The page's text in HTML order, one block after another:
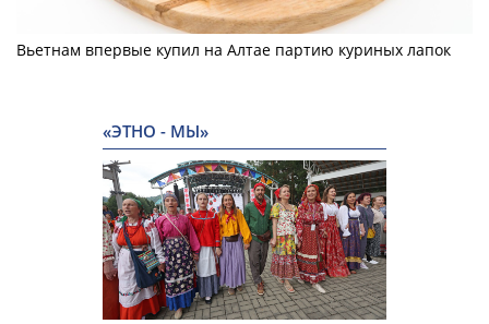
Вьетнам впервые купил на Алтае партию куриных лапок
«ЭТНО - МЫ»